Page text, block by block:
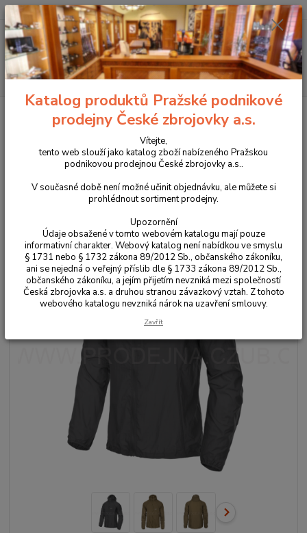
Menu
Hledat
+420 225 375 800
Bunda Helikon TRAMONTANE grey
Bunda Helikon TRAMONTANE
grey
Katalog produktů Pražské podnikové
prodejny České zbrojovky a.s.
Vítejte,
tento web slouží jako katalog zboží nabízeného Pražskou
podnikovou prodejnou České zbrojovky a.s..
V současné době není možné učinit objednávku, ale můžete si
prohlédnout sortiment prodejny.
Upozornění
Údaje obsažené v tomto webovém katalogu mají pouze
informativní charakter. Webový katalog není nabídkou ve smyslu
§ 1731 nebo § 1732 zákona 89/2012 Sb., občanského zákoníku,
ani se nejedná o veřejný příslib dle § 1733 zákona 89/2012 Sb.,
občanského zákoníku, a jejím přijetím nevzniká mezi společností
Česká zbrojovka a.s. a druhou stranou závazkový vztah. Z tohoto
webového katalogu nevzniká nárok na uzavření smlouvy.
Zavřít